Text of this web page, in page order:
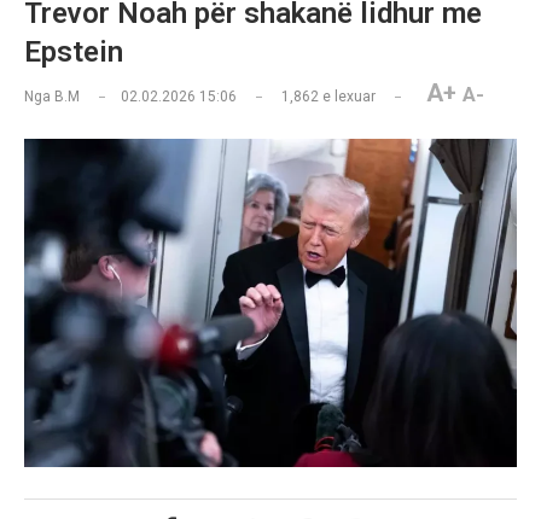
Trevor Noah për shakanë lidhur me
Epstein
Nga B.M 02.02.2026 15:06 1,862 e lexuar A+ A-